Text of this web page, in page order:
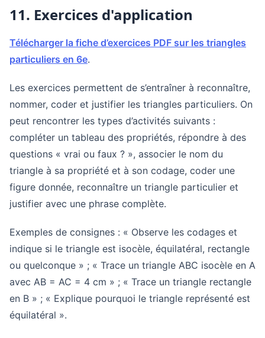
11. Exercices d'application
Télécharger la fiche d’exercices PDF sur les triangles
particuliers en 6e.
Les exercices permettent de s’entraîner à reconnaître,
nommer, coder et justifier les triangles particuliers. On
peut rencontrer les types d’activités suivants :
compléter un tableau des propriétés, répondre à des
questions « vrai ou faux ? », associer le nom du
triangle à sa propriété et à son codage, coder une
figure donnée, reconnaître un triangle particulier et
justifier avec une phrase complète.
Exemples de consignes : « Observe les codages et
indique si le triangle est isocèle, équilatéral, rectangle
ou quelconque » ; « Trace un triangle ABC isocèle en A
avec AB = AC = 4 cm » ; « Trace un triangle rectangle
en B » ; « Explique pourquoi le triangle représenté est
équilatéral ».